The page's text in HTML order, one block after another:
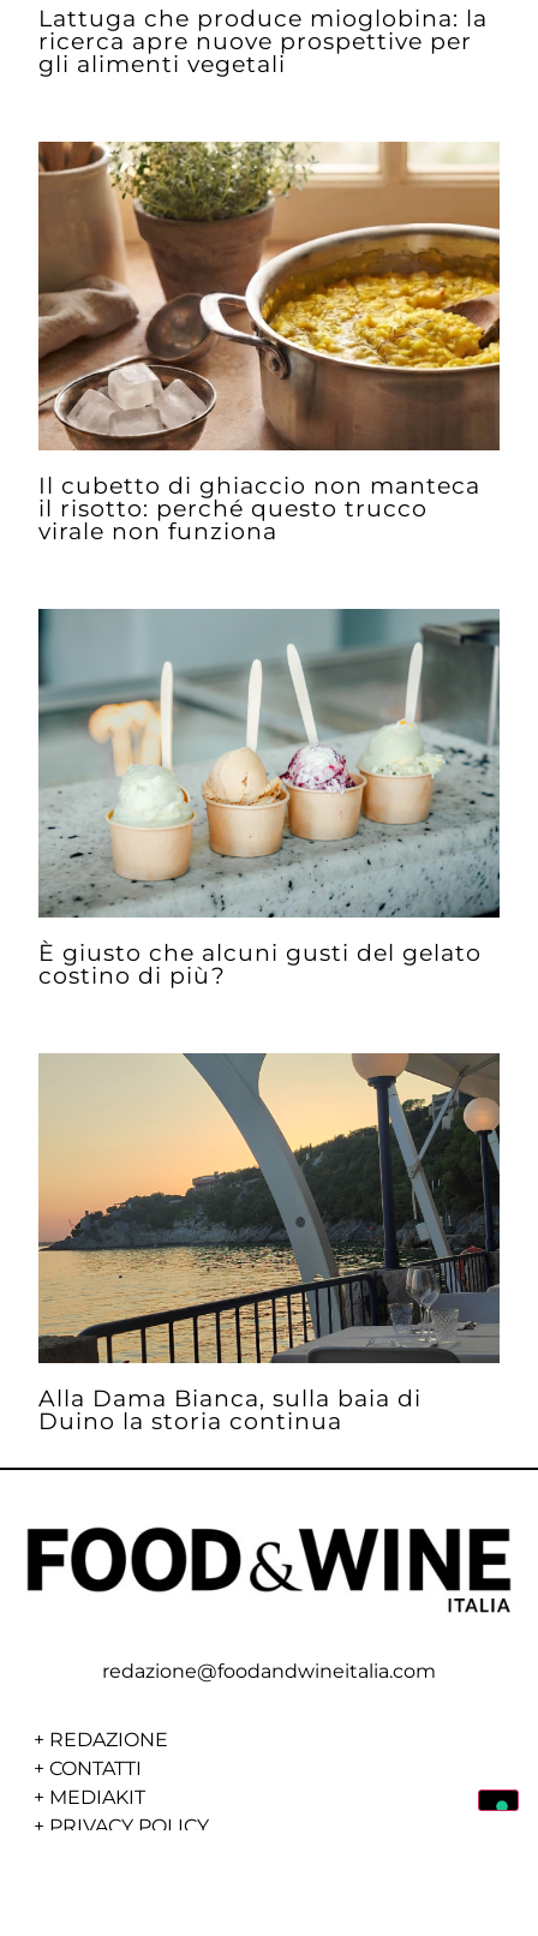
Lattuga che produce mioglobina: la
ricerca apre nuove prospettive per
gli alimenti vegetali
Il cubetto di ghiaccio non manteca
il risotto: perché questo trucco
virale non funziona
È giusto che alcuni gusti del gelato
costino di più?
Alla Dama Bianca, sulla baia di
Duino la storia continua
redazione@foodandwineitalia.com
+ REDAZIONE
+ CONTATTI
+ MEDIAKIT
+ PRIVACY POLICY